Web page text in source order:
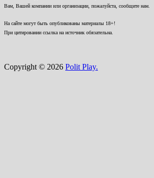
Вам, Вашей компании или организации, пожалуйста, сообщите нам.
На сайте могут быть опубликованы материалы 18+!
При цитировании ссылка на источник обязательна.
Copyright © 2026 Polit Play.